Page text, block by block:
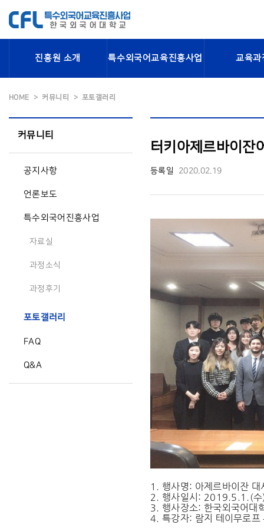
진흥원 소개 특수외국어교육진흥사업 교육과
HOME 커뮤니티 포토갤러리
커뮤니티
공지사항
언론보도
특수외국어진흥사업
자료실
과정소식
과정후기
포토갤러리
FAQ
Q&A
터키아제르바이잔
등록일 2020.02.19
1. 행사명: 아제르바이잔 대
2. 행사일시: 2019.5.1.(
3. 행사장소: 한국외국어대
4. 특강자: 람지 테이무로프